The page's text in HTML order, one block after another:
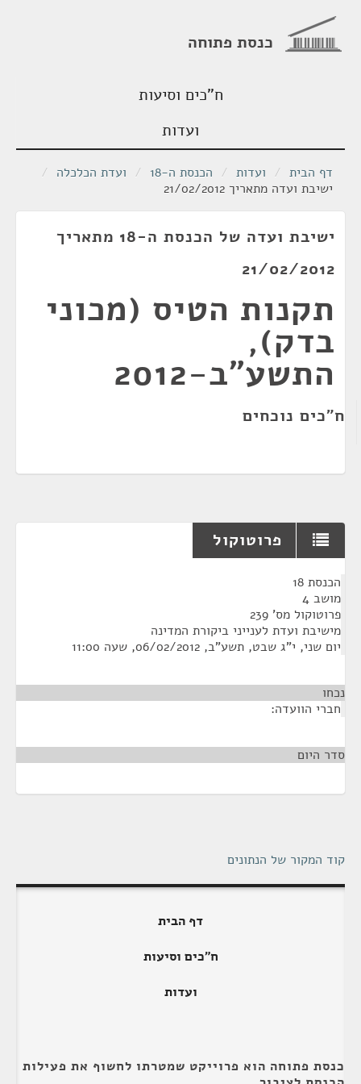
כנסת פתוחה
ח"כים וסיעות
ועדות
דף הבית / ועדות / הכנסת ה-18 / ועדת הכלכלה /
ישיבת ועדה מתאריך 21/02/2012
ישיבת ועדה של הכנסת ה-18 מתאריך
21/02/2012
תקנות הטיס (מכוני
בדק),
התשע"ב-2012
ח"כים נוכחים
פרוטוקול
הכנסת 18
מושב 4
פרוטוקול מס' 239
מישיבת ועדת לענייני ביקורת המדינה
יום שני, י"ג שבט, תשע"ב, 06/02/2012, שעה 11:00
נכחו
חברי הוועדה:
סדר היום
קוד המקור של הנתונים
דף הבית
ח"כים וסיעות
ועדות
כנסת פתוחה הוא פרוייקט שמטרתו לחשוף את פעילות